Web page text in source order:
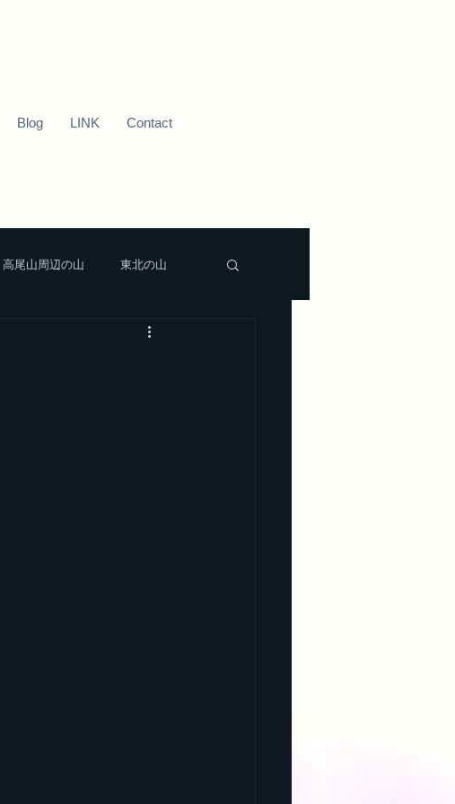
Blog LINK Contact
高尾山周辺の山 東北の山